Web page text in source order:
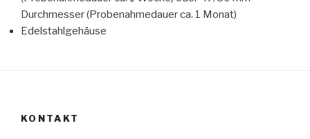
Durchmesser (Probenahmedauer ca. 1 Monat)
Edelstahlgehäuse
KONTAKT